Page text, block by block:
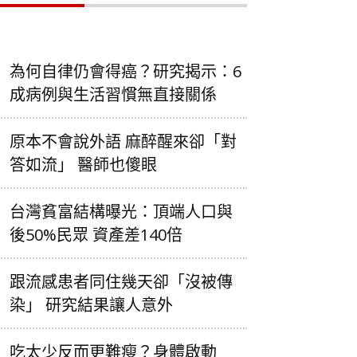
為何自律仍會得癌？研究揭示：6
成病例與生活習慣無直接關係
原本不會說外語 麻醉醒來卻「對
答如流」 醫師也傻眼
台灣貧富結構曝光：頂端人口與
後50%民眾 資產差140倍
跟流感患者同住幾天卻「沒被傳
染」 研究結果讓人意外
吃太少反而更難瘦？身體啟動